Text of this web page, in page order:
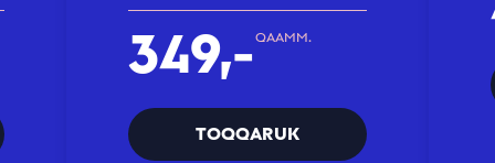
349,- QAAMM.
TOQQARUK